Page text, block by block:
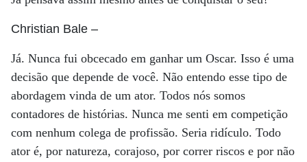
Christian Bale –
Já. Nunca fui obcecado em ganhar um Oscar. Isso é uma
decisão que depende de você. Não entendo esse tipo de
abordagem vinda de um ator. Todos nós somos
contadores de histórias. Nunca me senti em competição
com nenhum colega de profissão. Seria ridículo. Todo
ator é, por natureza, corajoso, por correr riscos e por não